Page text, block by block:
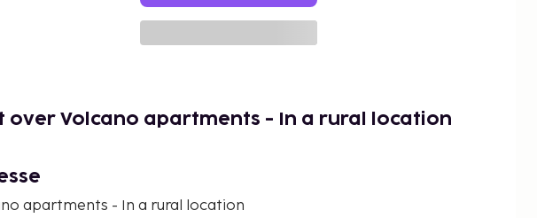
over Volcano apartments - In a rural location
apartments - In a rural location